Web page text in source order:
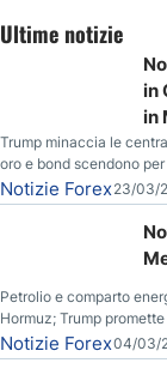
Ultime notizie
in
in
Trump minaccia le
oro e bond scendono
correzione; il petrolio
Notizie Forex23/03/
Petrolio e comparto
Hormuz; Trump
del gas naturale mette
Notizie Forex04/03/